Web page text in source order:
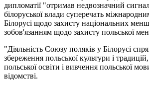
дипломатії "отримав недвозначний
білоруської влади суперечать
Білорусі щодо захисту національних
зобов'язанням щодо захисту польської
"Діяльність Союзу поляків у Білорусі
збереження польської культури і
польської освіти і вивчення польської
відомстві.